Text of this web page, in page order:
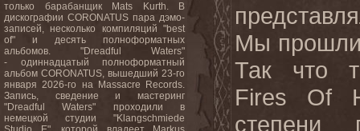
только барабанщик Mats Kurth. В
дискографии CORONATUS пара дэмо-
записей, несколько компиляций "best
of" и десять полноформатных
альбомов. "Dreadful Waters"
- одиннадцатый полноформатный
альбом CORONATUS, вышедший 23-го
января 2026-го на Massacre Records.
Запись, сведение и мастеринг
"Dreadful Waters" проходили в
немецкой студии "Klangschmiede
Мы прошли
Так что
Fires
Of
степени